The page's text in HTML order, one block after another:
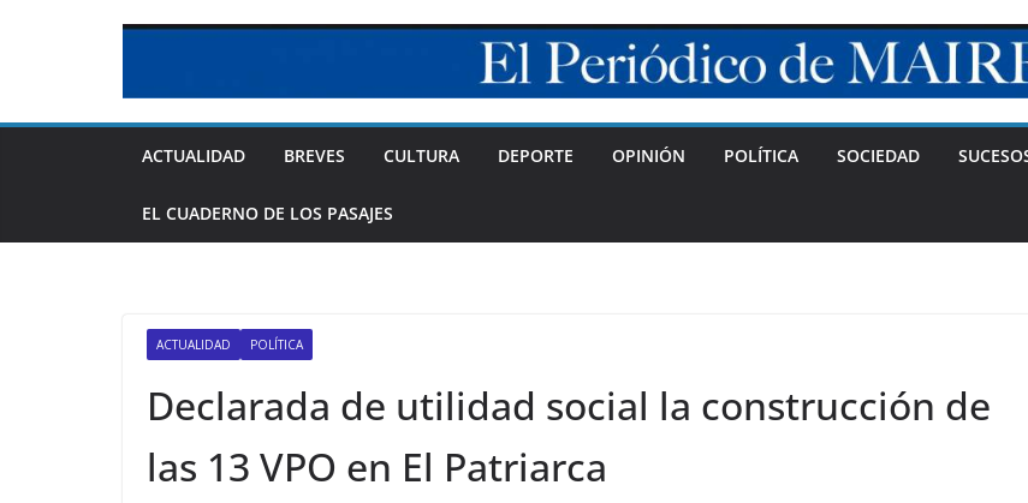
ACTUALIDAD BREVES CULTURA DEPORTE OPINIÓN POLÍTICA SOCIEDAD
EL CUADERNO DE LOS PASAJES
ACTUALIDAD POLÍTICA
Declarada de utilidad social la construcción de
las 13 VPO en El Patriarca